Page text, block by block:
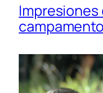
Impresiones